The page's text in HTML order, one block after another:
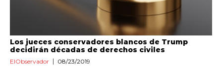
Los jueces conservadores blancos de Trump
decidirán décadas de derechos civiles
ElObservador 08/23/2019